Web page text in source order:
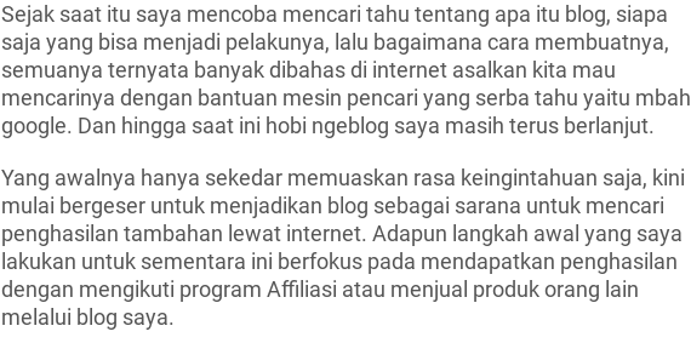
Sejak saat itu saya mencoba mencari tahu tentang apa itu blog, siapa
saja yang bisa menjadi pelakunya, lalu bagaimana cara membuatnya,
semuanya ternyata banyak dibahas di internet asalkan kita mau
mencarinya dengan bantuan mesin pencari yang serba tahu yaitu mbah
google. Dan hingga saat ini hobi ngeblog saya masih terus berlanjut.
Yang awalnya hanya sekedar memuaskan rasa keingintahuan saja, kini
mulai bergeser untuk menjadikan blog sebagai sarana untuk mencari
penghasilan tambahan lewat internet. Adapun langkah awal yang saya
lakukan untuk sementara ini berfokus pada mendapatkan penghasilan
dengan mengikuti program Affiliasi atau menjual produk orang lain
melalui blog saya.